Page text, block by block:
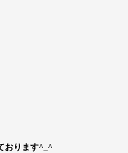
おります^_^